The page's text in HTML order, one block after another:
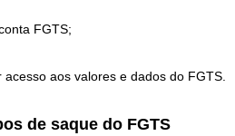
FGTS;
aos valores e dados do FGTS.
de saque do FGTS